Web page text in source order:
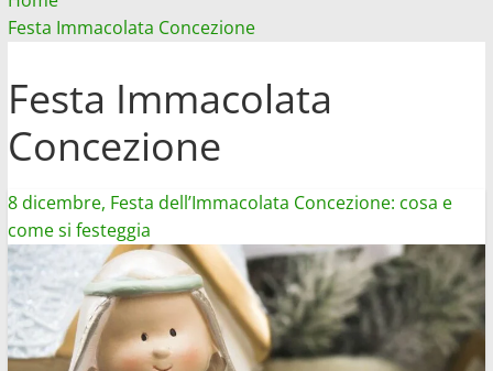
Festa Immacolata Concezione
Festa Immacolata
Concezione
8 dicembre, Festa dell’Immacolata Concezione: cosa e
come si festeggia